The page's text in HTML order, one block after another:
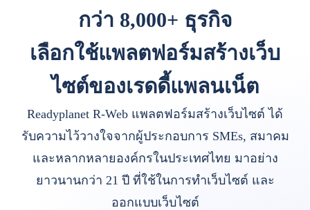
กว่า 8,000+ ธุรกิจ
เลือกใช้แพลตฟอร์มสร้างเว็บ
ไซต์ของเรดดี้แพลนเน็ต
Readyplanet R-Web แพลตฟอร์มสร้างเว็บไซต์ ได้
รับความไว้วางใจจากผู้ประกอบการ SMEs, สมาคม
และหลากหลายองค์กรในประเทศไทย มาอย่าง
ยาวนานกว่า 21 ปี ที่ใช้ในการทำเว็บไซต์ และ
ออกแบบเว็บไซต์